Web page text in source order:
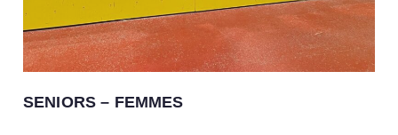
SENIORS – FEMMES